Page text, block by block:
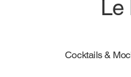
Le
Cocktails &